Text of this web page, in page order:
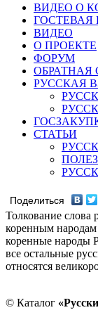
ВИДЕО О
ГОСТЕВАЯ
ВИДЕО
О ПРОЕКТЕ
ФОРУМ
ОБРАТНАЯ
РУССКАЯ
СТАТЬИ
Поделиться
Толкование слова
коренным народам
коренные народы
все остальные
относятся
© Каталог